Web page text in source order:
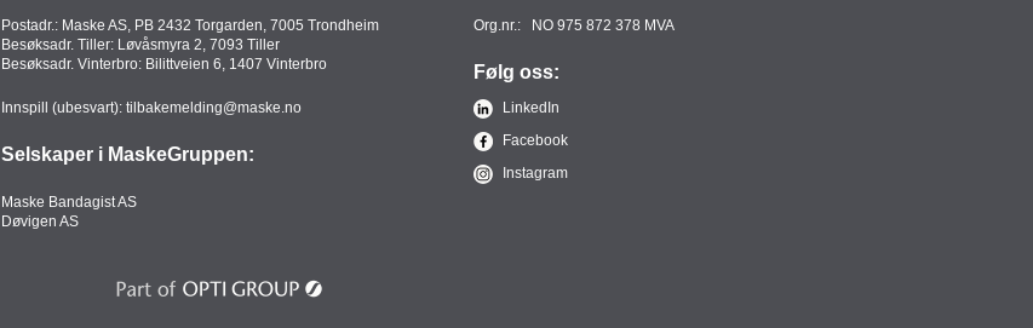
Postadr.: Maske AS, PB 2432 Torgarden, 7005 Trondheim
Besøksadr. Tiller: Løvåsmyra 2, 7093 Tiller
Besøksadr. Vinterbro: Bilittveien 6, 1407 Vinterbro
Innspill (ubesvart): tilbakemelding@maske.no
Selskaper i MaskeGruppen:
Maske Bandagist AS
Døvigen AS
Org.nr.: NO 975 872 378 MVA
Følg oss:
LinkedIn
Facebook
Instagram